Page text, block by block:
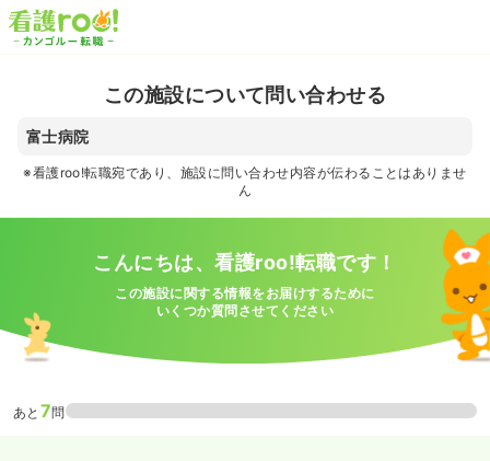
この施設について問い合わせる
富士病院
※看護roo!転職宛であり、施設に問い合わせ内容が伝わることはありませ
ん
こんにちは、看護roo!転職です！
この施設に関する情報をお届けするために
いくつか質問させてください
あと 7問